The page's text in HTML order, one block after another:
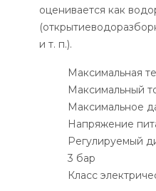
оценивается как
и т. п.).
Максимальная
Максимальный
Максимальное
Напряжение
Регулируемый
3 бар
Класс